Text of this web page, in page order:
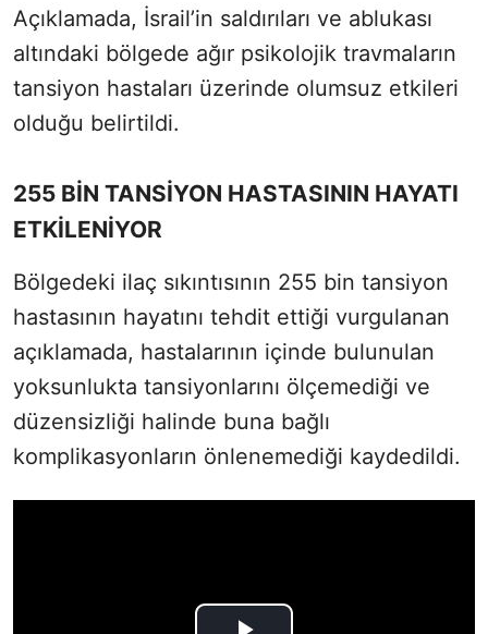
Açıklamada, İsrail’in saldırıları ve ablukası
altındaki bölgede ağır psikolojik travmaların
tansiyon hastaları üzerinde olumsuz etkileri
olduğu belirtildi.
255 BİN TANSİYON HASTASININ HAYATI
ETKİLENİYOR
Bölgedeki ilaç sıkıntısının 255 bin tansiyon
hastasının hayatını tehdit ettiği vurgulanan
açıklamada, hastalarının içinde bulunulan
yoksunlukta tansiyonlarını ölçemediği ve
düzensizliği halinde buna bağlı
komplikasyonların önlenemediği kaydedildi.